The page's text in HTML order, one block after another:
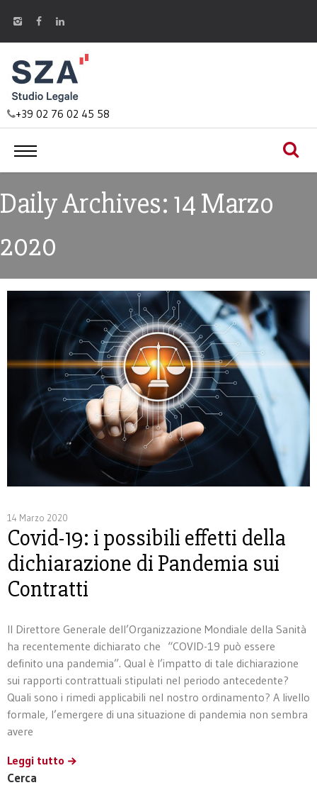
+39 02 76 02 45 58
Daily Archives: 14 Marzo
2020
14 Marzo 2020
Covid-19: i possibili effetti della
dichiarazione di Pandemia sui
Contratti
Il Direttore Generale dell’Organizzazione Mondiale della Sanità
ha recentemente dichiarato che “COVID-19 può essere
definito una pandemia”. Qual è l’impatto di tale dichiarazione
sui rapporti contrattuali stipulati nel periodo antecedente?
Quali sono i rimedi applicabili nel nostro ordinamento? A livello
formale, l’emergere di una situazione di pandemia non sembra
avere
Leggi tutto
Cerca